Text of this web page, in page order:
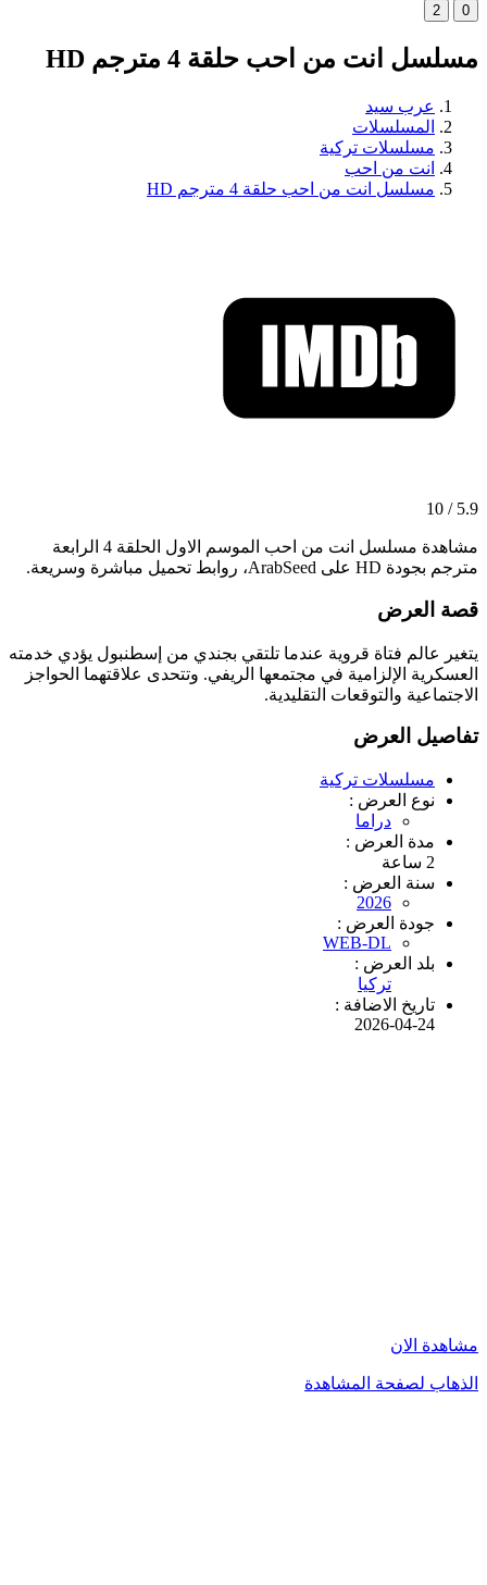
0
2
مسلسل انت من احب حلقة 4 مترجم HD
عرب سيد
المسلسلات
مسلسلات تركية
انت من احب
مسلسل انت من احب حلقة 4 مترجم HD
5.9 / 10
مشاهدة مسلسل انت من احب الموسم الاول الحلقة 4 الرابعة
مترجم بجودة HD على ArabSeed، روابط تحميل مباشرة وسريعة.
قصة العرض
يتغير عالم فتاة قروية عندما تلتقي بجندي من إسطنبول يؤدي خدمته
العسكرية الإلزامية في مجتمعها الريفي. وتتحدى علاقتهما الحواجز
الاجتماعية والتوقعات التقليدية.
تفاصيل العرض
مسلسلات تركية
نوع العرض :
دراما
مدة العرض :
2 ساعة
سنة العرض :
2026
جودة العرض :
WEB-DL
بلد العرض :
تركيا
تاريخ الاضافة :
2026-04-24
مشاهدة الان
الذهاب لصفحة المشاهدة